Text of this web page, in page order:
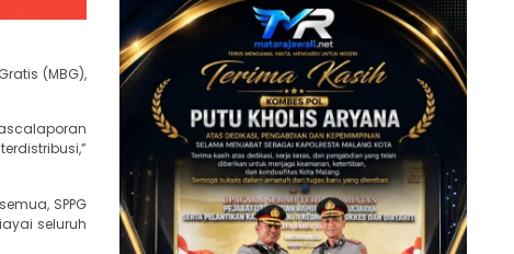
(MBG),
SPPG
seluruh